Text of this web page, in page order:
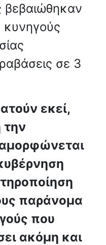
βεβαιώθηκαν
κυνηγούς
σε 3
εκεί,
παράνομα
που
ακόμη και